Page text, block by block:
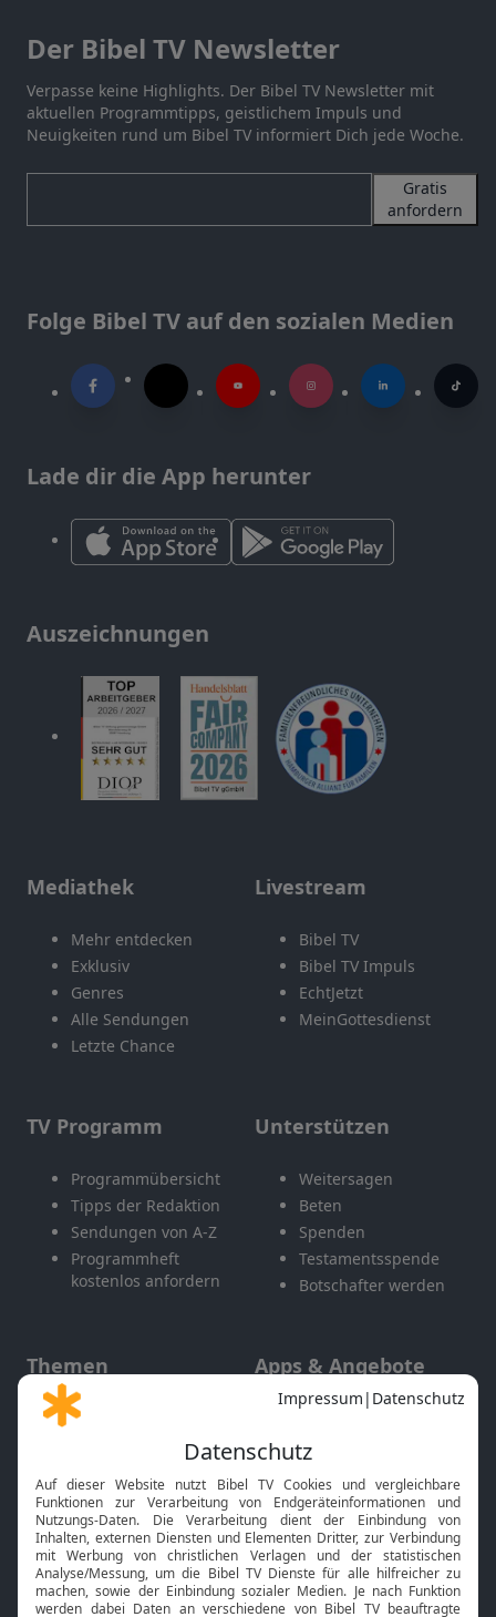
Der Bibel TV Newsletter
Verpasse keine Highlights. Der Bibel TV Newsletter mit
aktuellen Programmtipps, geistlichem Impuls und
Neuigkeiten rund um Bibel TV informiert Dich jede Woche.
Gratis
anfordern
Folge Bibel TV auf den sozialen Medien
Lade dir die App herunter
Auszeichnungen
Mediathek
Mehr entdecken
Exklusiv
Genres
Alle Sendungen
Letzte Chance
Livestream
Bibel TV
Bibel TV Impuls
EchtJetzt
MeinGottesdienst
TV Programm
Programmübersicht
Tipps der Redaktion
Sendungen von A-Z
Programmheft
kostenlos anfordern
Unterstützen
Weitersagen
Beten
Spenden
Testamentsspende
Botschafter werden
Themen
Gott und Bibel erklärt
Neuigkeiten
Apps & Angebote
Mobile App
Smart TV
HbbTV
Bibelthek Online-Bibel
Nächster Gottesdienst